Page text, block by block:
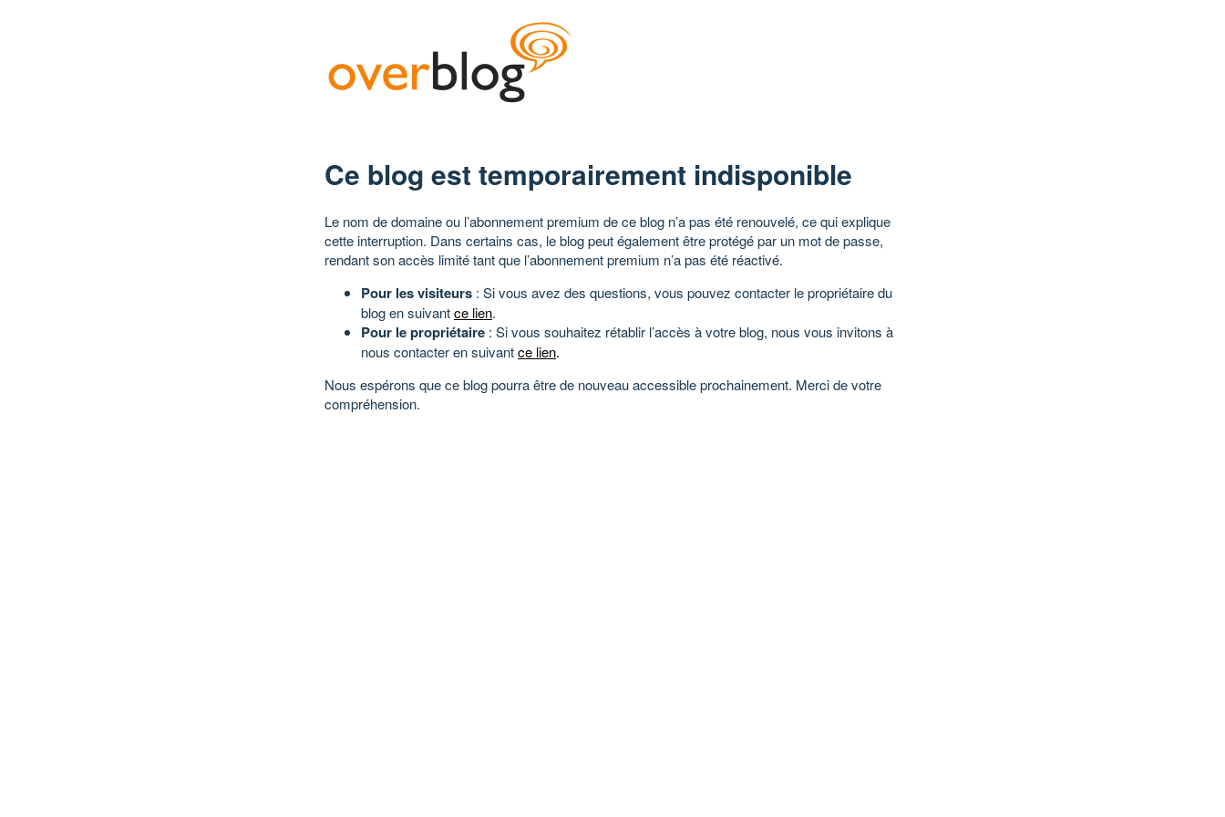
Ce blog est temporairement indisponible
Le nom de domaine ou l’abonnement premium de ce blog n’a pas été renouvelé, ce qui explique
cette interruption. Dans certains cas, le blog peut également être protégé par un mot de passe,
rendant son accès limité tant que l’abonnement premium n’a pas été réactivé.
Pour les visiteurs : Si vous avez des questions, vous pouvez contacter le propriétaire du
blog en suivantce lien.
Pour le propriétaire : Si vous souhaitez rétablir l’accès à votre blog, nous vous invitons à
nous contacter en suivantce lien.
Nous espérons que ce blog pourra être de nouveau accessible prochainement. Merci de votre
compréhension.